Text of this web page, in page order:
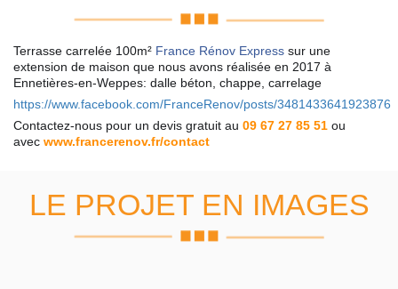
Terrasse carrelée 100m² France Rénov Express sur une
extension de maison que nous avons réalisée en 2017 à
Ennetières-en-Weppes: dalle béton, chappe, carrelage
https://www.facebook.com/FranceRenov/posts/3481433641923876
Contactez-nous pour un devis gratuit au 09 67 27 85 51 ou
avec www.francerenov.fr/contact
LE PROJET EN IMAGES